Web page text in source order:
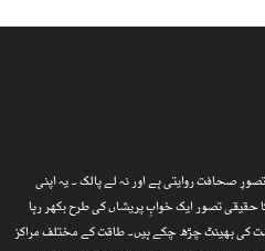
صحافت روایتی ہے اور نہ لے پالک ۔ یہ اپنی
حقیقی تصور ایک خوابِ پریشاں کی طرح بکھر رہا
کی بھینٹ چڑھ چکے ہیں۔ طاقت کے مختلف مراکز